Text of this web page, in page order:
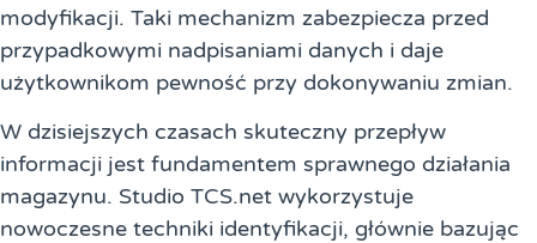
modyfikacji. Taki mechanizm zabezpiecza przed
przypadkowymi nadpisaniami danych i daje
użytkownikom pewność przy dokonywaniu zmian.
W dzisiejszych czasach skuteczny przepływ
informacji jest fundamentem sprawnego działania
magazynu. Studio TCS.net wykorzystuje
nowoczesne techniki identyfikacji, głównie bazując